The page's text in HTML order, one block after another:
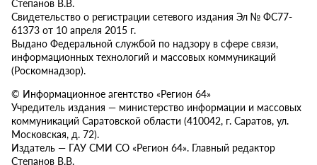
Степанов В.В.
Свидетельство о регистрации сетевого издания Эл № ФС77-
61373 от 10 апреля 2015 г.
Выдано Федеральной службой по надзору в сфере связи,
информационных технологий и массовых коммуникаций
(Роскомнадзор).
© Информационное агентство «Регион 64»
Учредитель издания — министерство информации и массовых
коммуникаций Саратовской области (410042, г. Саратов, ул.
Московская, д. 72).
Издатель — ГАУ СМИ СО «Регион 64». Главный редактор
Степанов В.В.